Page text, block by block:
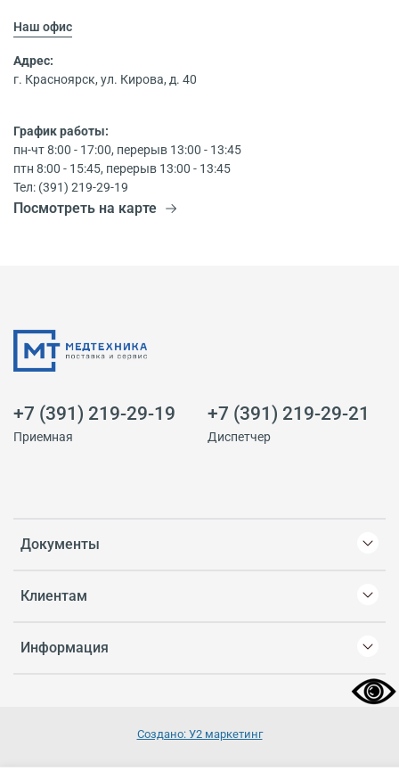
Наш офис
Адрес:
г. Красноярск, ул. Кирова, д. 40
График работы:
пн-чт 8:00 - 17:00, перерыв 13:00 - 13:45
птн 8:00 - 15:45, перерыв 13:00 - 13:45
Тел: (391) 219-29-19
Посмотреть на карте
Документы
Клиентам
Информация
+7 (391) 219-29-19
Приемная
+7 (391) 219-29-21
Диспетчер
Создано: У2 маркетинг